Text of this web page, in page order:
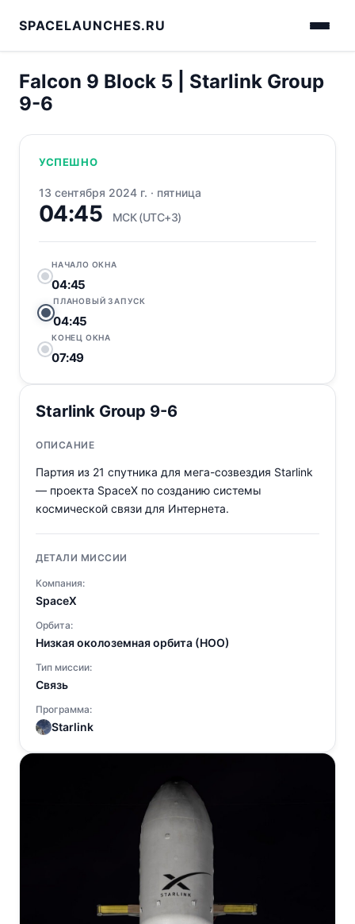
SPACELAUNCHES.RU
Falcon 9 Block 5 | Starlink Group
9-6
УСПЕШНО
13 сентября 2024 г. · пятница
04:45 МСК (UTC+3)
НАЧАЛО ОКНА
04:45
ПЛАНОВЫЙ ЗАПУСК
04:45
КОНЕЦ ОКНА
07:49
Starlink Group 9-6
ОПИСАНИЕ
Партия из 21 спутника для мега-созвездия Starlink
— проекта SpaceX по созданию системы
космической связи для Интернета.
ДЕТАЛИ МИССИИ
Компания:
SpaceX
Орбита:
Низкая околоземная орбита (НОО)
Тип миссии:
Связь
Программа:
Starlink